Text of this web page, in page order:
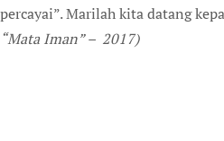
percayai”. Marilah kita datang
“Mata Iman” – 2017)